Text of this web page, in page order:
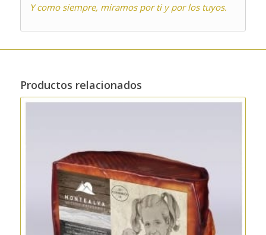
Y como siempre, miramos por ti y por los tuyos.
Productos relacionados